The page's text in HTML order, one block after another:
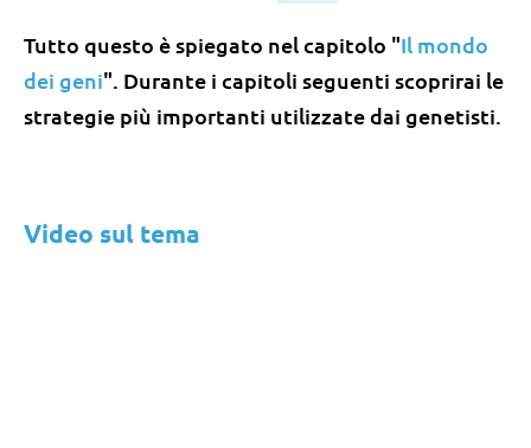
Tutto questo è spiegato nel capitolo "Il mondo
dei geni". Durante i capitoli seguenti scoprirai le
strategie più importanti utilizzate dai genetisti.
Video sul tema